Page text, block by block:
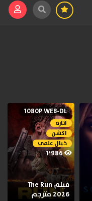
1080P WEB-DL
اثارة
اكشن
خيال علمي
1٬986
فيلم The Run
2026 مترجم